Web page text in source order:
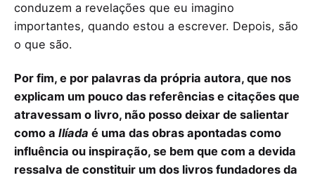
conduzem a revelações que eu imagino
importantes, quando estou a escrever. Depois, são
o que são.
Por fim, e por palavras da própria autora, que nos
explicam um pouco das referências e citações que
atravessam o livro, não posso deixar de salientar
como a Ilíada é uma das obras apontadas como
influência ou inspiração, se bem que com a devida
ressalva de constituir um dos livros fundadores da